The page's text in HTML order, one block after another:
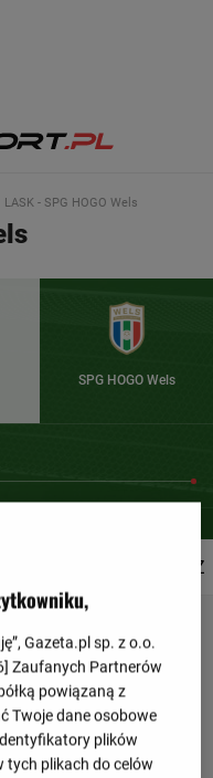
LASK - SPG HOGO Wels
SPG HOGO Wels
TERMINARZ
Gazeta.pl sp. z o.o.
] Zaufanych Partnerów
powiązaną z
Twoje dane osobowe
plików
tych plikach do celów